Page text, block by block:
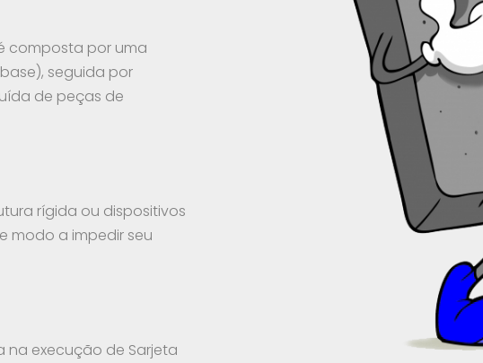
composta por uma
seguida por
de peças de
rígida ou dispositivos
modo a impedir seu
na execução de Sarjeta